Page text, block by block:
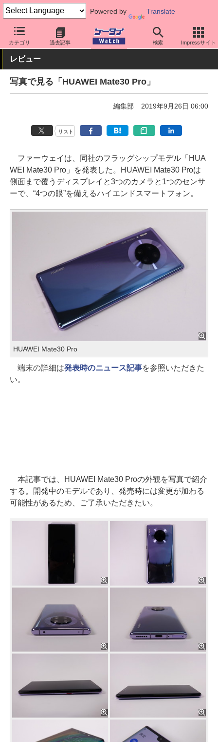
Powered by Translate
カテゴリ 過去記事 検索 Impressサイト
ケータイ Watch OS Android ファーウェイ
レビュー
写真で見る「HUAWEI Mate30 Pro」
編集部 2019年9月26日 06:00
リスト
ファーウェイは、同社のフラッグシップモデル「HUA
WEI Mate30 Pro」を発表した。HUAWEI Mate30 Proは
側面まで覆うディスプレイと3つのカメラと1つのセンサ
ーで、“4つの眼”を備えるハイエンドスマートフォン。
HUAWEI Mate30 Pro
端末の詳細は発表時のニュース記事を参照いただきた
い。
本記事では、HUAWEI Mate30 Proの外観を写真で紹介
する。開発中のモデルであり、発売時には変更が加わる
可能性があるため、ご了承いただきたい。